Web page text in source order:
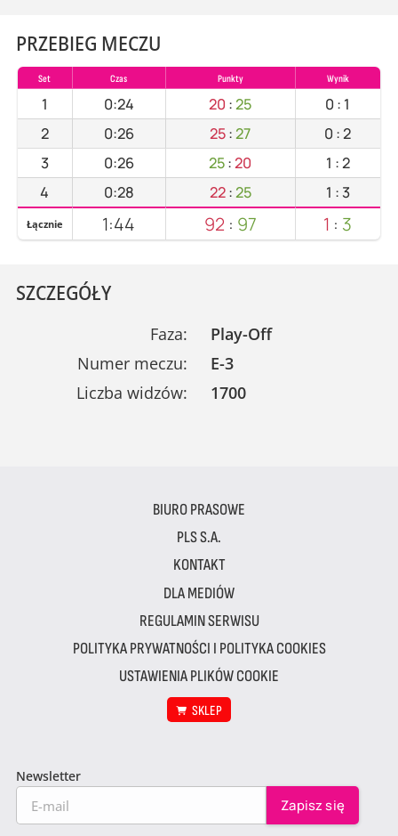
PRZEBIEG MECZU
Set Czas Punkty Wynik
1 0:24 20 :25 0 : 1
2
0:26 25:27 0 :2
3
0:26 25:20 1 :2
4
0:28 22:25 1 :3
Łącznie 1:44 92 : 97 1 : 3
SZCZEGÓŁY
Faza:
Play-Off
Numer meczu:
E-3
Liczba widzów:
1700
BIURO PRASOWE
PLS S.A.
KONTAKT
DLA MEDIÓW
REGULAMIN SERWISU
POLITYKA PRYWATNOŚCI I POLITYKA COOKIES
USTAWIENIA PLIKÓW COOKIE
SKLEP
Newsletter